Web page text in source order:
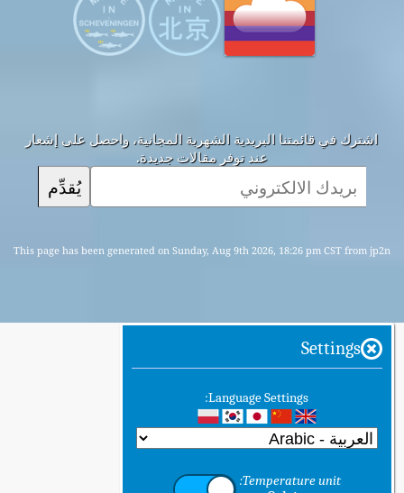
اشترك في قائمتنا البريدية الشهرية المجانية، واحصل على إشعار
عند توفر مقالات جديدة.
يُقدِّم
This page has been generated on Sunday, Aug 9th 2026, 18:26 pm CST from jp2n
Settings
Language Settings:
Temperature unit: